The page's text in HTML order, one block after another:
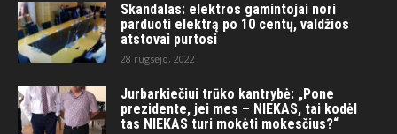
Skandalas: elektros gamintojai nori
parduoti elektrą po 10 centų, valdžios
atstovai purtosi
28 rugsėjo, 2022
Jurbarkiečiui trūko kantrybė: „Pone
prezidente, jei mes – NIEKAS, tai kodėl
tas NIEKAS turi mokėti mokesčius?“